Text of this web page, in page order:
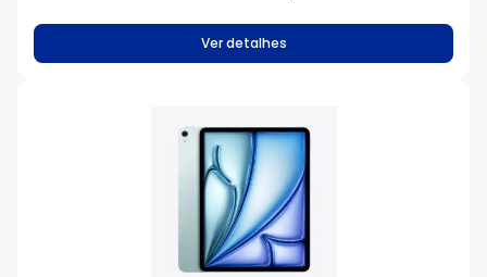
Ver detalhes